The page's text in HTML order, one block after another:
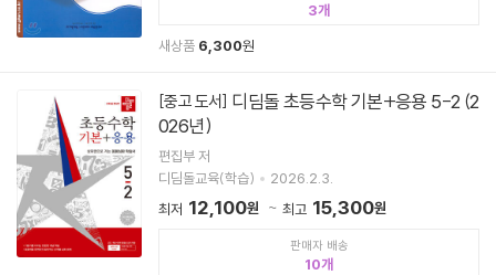
3
새상품 6,300원
[중고 도서]
026년)
편집부 저
디딤돌교육(학습)
2026.2.3.
최저 12,100원 최고 15,300원
판매자 배송
10